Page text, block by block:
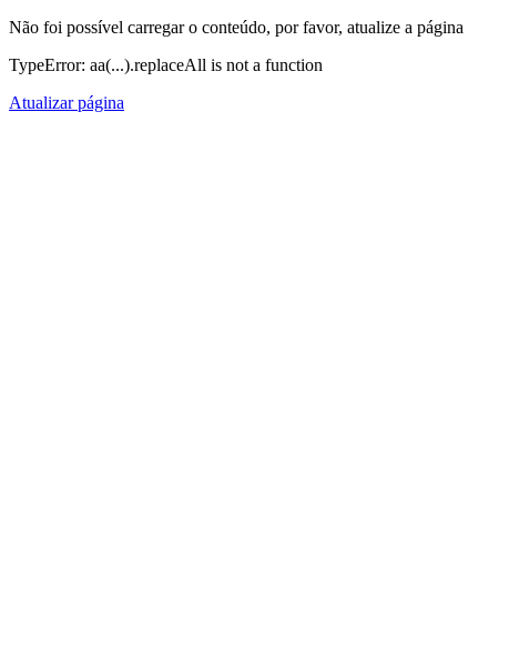
Não foi possível carregar o conteúdo, por favor, atualize a página
TypeError: aa(...).replaceAll is not a function
Atualizar página